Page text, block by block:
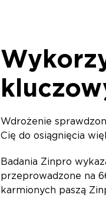
Wdrożenie
Cię do osiągnięcia
Badania Zinpro
przeprowadzone na
karmionych paszą